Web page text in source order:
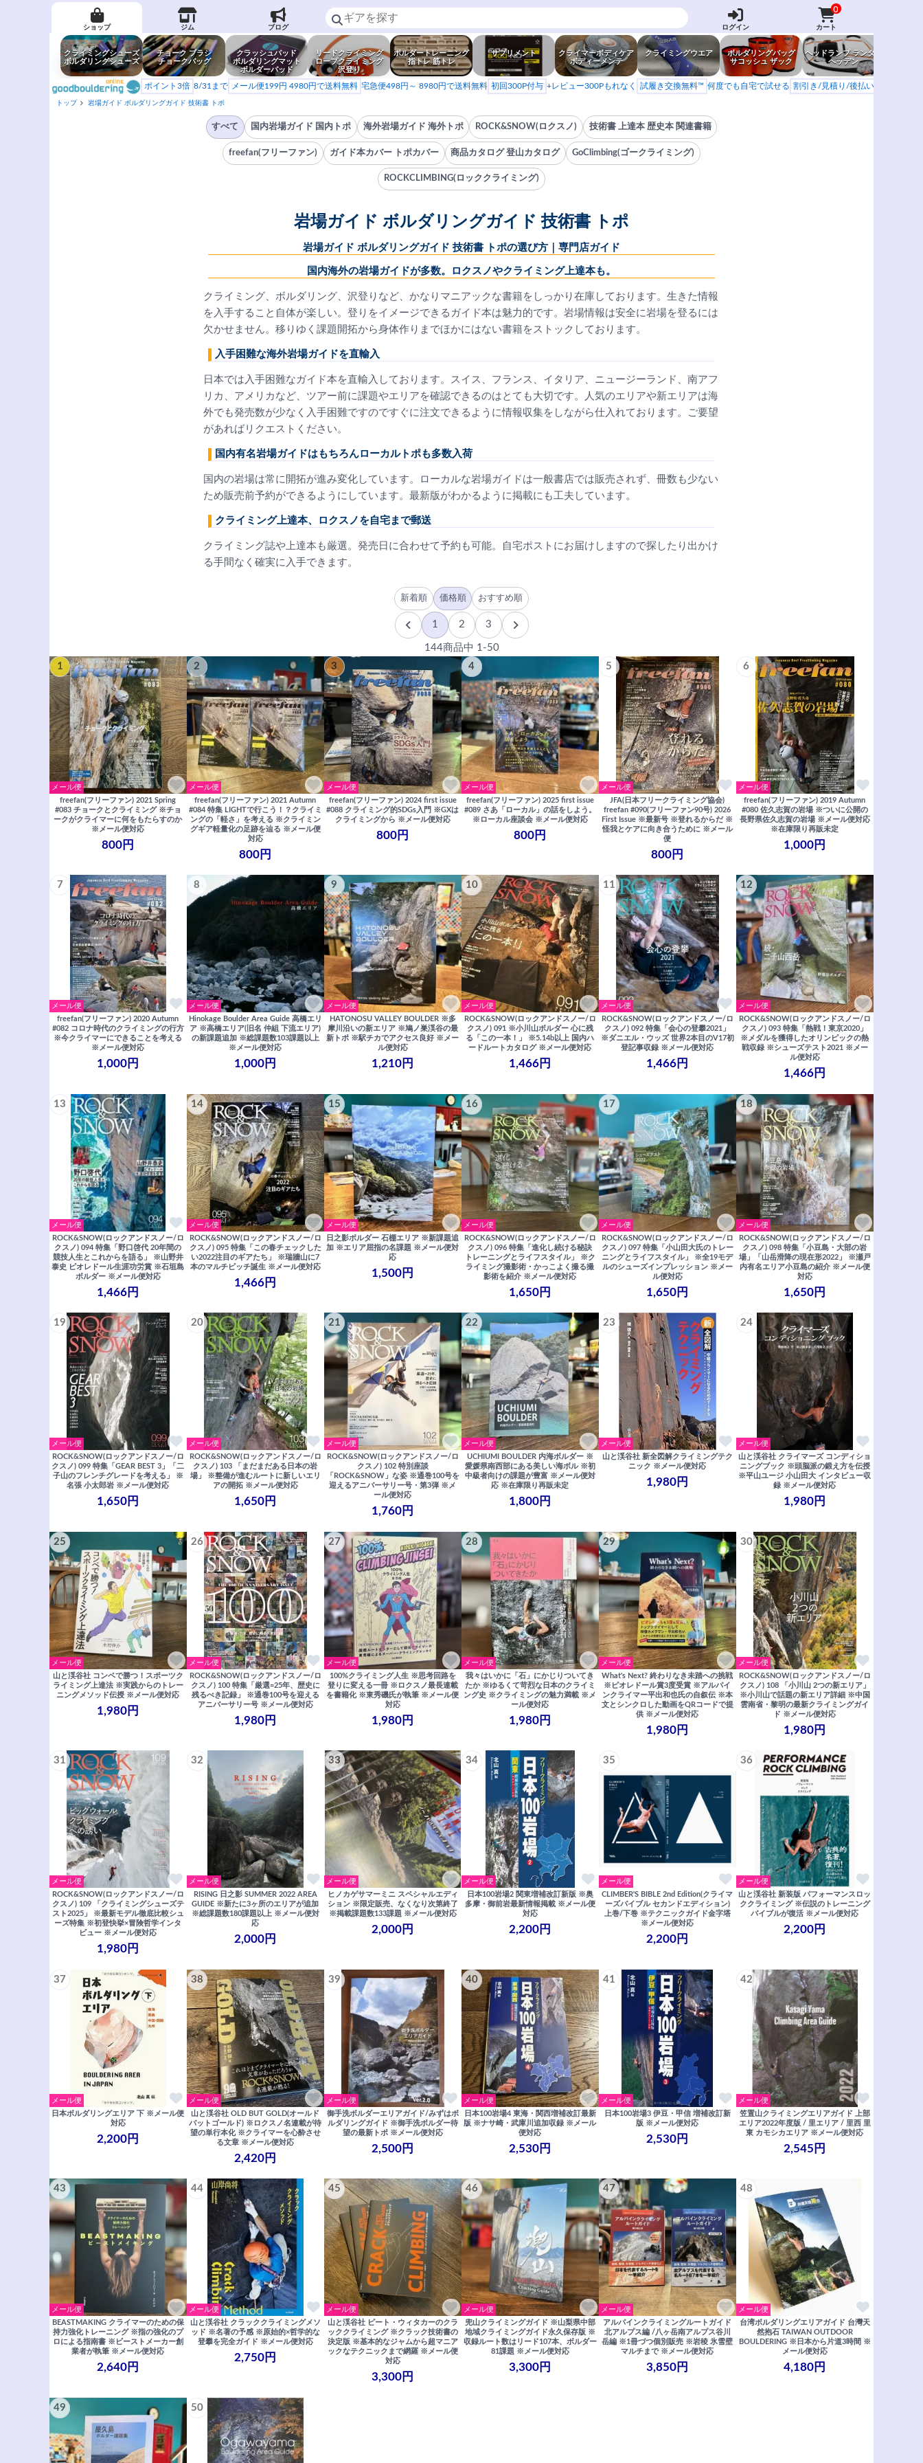
ショップ ジム ブログ ログイン
0
カート
クライミングシューズ
ボルダリングシューズ
チョーク ブラシ
チョークバッグ
クラッシュパッド
ボルダリングマット
ボルダーパッド
リードクライミング
ロープクライミング
沢登り
ボルダートレーニング
指トレ 筋トレ
サプリメント
クライマーボディケア
ボディーメンテ
クライミングウエア
ボルダリングバッグ
サコッシュ ザック
ヘッドランプ ランタン
ヘッデン
ポイント3倍 8/31まで メール便199円 4980円で送料無料 宅急便498円～ 8980円で送料無料 初回300P付与 +レビュー300Pもれなく 試履き交換無料™ 何度でも自宅で試せる 割引き/見積り/後払い
トップ 岩場ガイド ボルダリングガイド 技術書 トポ
すべて 国内岩場ガイド 国内トポ 海外岩場ガイド 海外トポ ROCK&SNOW(ロクスノ) 技術書 上達本 歴史本 関連書籍
freefan(フリーファン) ガイド本カバー トポカバー 商品カタログ 登山カタログ GoClimbing(ゴークライミング)
ROCKCLIMBING(ロッククライミング)
岩場ガイド ボルダリングガイド 技術書 トポ
岩場ガイド ボルダリングガイド 技術書 トポの選び方｜専門店ガイド
国内海外の岩場ガイドが多数。ロクスノやクライミング上達本も。
クライミング、ボルダリング、沢登りなど、かなりマニアックな書籍をしっかり在庫しております。生きた情報
を入手すること自体が楽しい。登りをイメージできるガイド本は魅力的です。岩場情報は安全に岩場を登るには
欠かせません。移りゆく課題開拓から身体作りまでほかにはない書籍をストックしております。
入手困難な海外岩場ガイドを直輸入
日本では入手困難なガイド本を直輸入しております。スイス、フランス、イタリア、ニュージーランド、南アフ
リカ、アメリカなど、ツアー前に課題やエリアを確認できるのはとても大切です。人気のエリアや新エリアは海
外でも発売数が少なく入手困難ですのですぐに注文できるように情報収集をしながら仕入れております。ご要望
があればリクエストください。
国内有名岩場ガイドはもちろんローカルトポも多数入荷
国内の岩場は常に開拓が進み変化しています。ローカルな岩場ガイドは一般書店では販売されず、冊数も少ない
ため販売前予約ができるようにしています。最新版がわかるように掲載にも工夫しています。
クライミング上達本、ロクスノを自宅まで郵送
クライミング誌や上達本も厳選。発売日に合わせて予約も可能。自宅ポストにお届けしますので探したり出かけ
る手間なく確実に入手できます。
新着順 価格順 おすすめ順
1 2 3
144商品中 1-50
1
メール便
freefan(フリーファン) 2021 Spring
#083 チョークとクライミング ※チョ
ークがクライマーに何をもたらすのか
※メール便対応
800円
2
メール便
freefan(フリーファン) 2021 Autumn
#084 特集 LIGHTで行こう！？クライミ
ングの「軽さ」を考える ※クライミン
グギア軽量化の足跡を辿る ※メール便
対応
800円
3
メール便
freefan(フリーファン) 2024 first issue
#088 クライミング的SDGs入門 ※GXは
クライミングから ※メール便対応
800円
4
メール便
freefan(フリーファン) 2025 first issue
#089 さあ「ローカル」の話をしよう。
※ローカル座談会 ※メール便対応
800円
5
メール便
JFA(日本フリークライミング協会)
freefan #090(フリーファン90号) 2026
First Issue ※最新号 ※登れるからだ ※
怪我とケアに向き合うために ※メール
便
800円
6
メール便
freefan(フリーファン) 2019 Autumn
#080 佐久志賀の岩場 ※ついに公開の
長野県佐久志賀の岩場 ※メール便対応
※在庫限り再販未定
1,000円
7
メール便
freefan(フリーファン) 2020 Autumn
#082 コロナ時代のクライミングの行方
※今クライマーにできることを考える
※メール便対応
1,000円
8
メール便
Hinokage Boulder Area Guide 高橋エリ
ア ※高橋エリア(旧名 仲組 下流エリア)
の新課題追加 ※総課題数103課題以上
※メール便対応
1,000円
9
メール便
HATONOSU VALLEY BOULDER ※多
摩川沿いの新エリア ※鳩ノ巣渓谷の最
新トポ ※駅チカでアクセス良好 ※メー
ル便対応
1,210円
10
メール便
ROCK&SNOW(ロックアンドスノー/ロ
クスノ) 091 ※小川山ボルダー 心に残
る「この一本！」 ※5.14b以上 国内ハ
ードルートカタログ ※メール便対応
1,466円
11
メール便
ROCK&SNOW(ロックアンドスノー/ロ
クスノ) 092 特集「会心の登攀2021」
※ダニエル・ウッズ 世界2本目のV17初
登記事収録 ※メール便対応
1,466円
12
メール便
ROCK&SNOW(ロックアンドスノー/ロ
クスノ) 093 特集「熱戦！東京2020」
※メダルを獲得したオリンピックの熱
戦収録 ※シューズテスト2021 ※メー
ル便対応
1,466円
13
メール便
ROCK&SNOW(ロックアンドスノー/ロ
クスノ) 094 特集「野口啓代 20年間の
競技人生とこれからを語る」 ※山野井
泰史 ピオレドール生涯功労賞 ※石垣島
ボルダー ※メール便対応
1,466円
14
メール便
ROCK&SNOW(ロックアンドスノー/ロ
クスノ) 095 特集「この春チェックした
い2022注目のギアたち」 ※瑞牆山に7
本のマルチピッチ誕生 ※メール便対応
1,466円
15
メール便
日之影ボルダー 石棚エリア ※新課題追
加 ※エリア屈指の名課題 ※メール便対
応
1,500円
16
メール便
ROCK&SNOW(ロックアンドスノー/ロ
クスノ) 096 特集「進化し続ける秘訣
トレーニングとライフスタイル」 ※ク
ライミング撮影術・かっこよく撮る撮
影術を紹介 ※メール便対応
1,650円
17
メール便
ROCK&SNOW(ロックアンドスノー/ロ
クスノ) 097 特集「小山田大氏のトレー
ニングとライフスタイル」 ※全19モデ
ルのシューズインプレッション ※メー
ル便対応
1,650円
18
メール便
ROCK&SNOW(ロックアンドスノー/ロ
クスノ) 098 特集「小豆島・大部の岩
場」「山岳滑降の現在形2022」 ※瀬戸
内有名エリア小豆島の紹介 ※メール便
対応
1,650円
19
メール便
ROCK&SNOW(ロックアンドスノー/ロ
クスノ) 099 特集「GEAR BEST 3」「二
子山のフレンチグレードを考える」 ※
名張 小太郎岩 ※メール便対応
1,650円
20
メール便
ROCK&SNOW(ロックアンドスノー/ロ
クスノ) 103 「まだまだある日本の岩
場」 ※整備が進むルートに新しいエリ
アの開拓 ※メール便対応
1,650円
21
メール便
ROCK&SNOW(ロックアンドスノー/ロ
クスノ) 102 特別座談
「ROCK&SNOW」な姿 ※通巻100号を
迎えるアニバーサリー号・第3弾 ※メ
ール便対応
1,760円
22
メール便
UCHIUMI BOULDER 内海ボルダー ※
愛媛県南西部にある美しい海ボル ※初
中級者向けの課題が豊富 ※メール便対
応 ※在庫限り再販未定
1,800円
23
メール便
山と渓谷社 新全図解クライミングテク
ニック ※メール便対応
1,980円
24
メール便
山と渓谷社 クライマーズ コンディショ
ニングブック ※頭脳派の鍛え方を伝授
※平山ユージ 小山田大 インタビュー収
録 ※メール便対応
1,980円
25
メール便
山と渓谷社 コンペで勝つ！スポーツク
ライミング上達法 ※実践からのトレー
ニングメソッド伝授 ※メール便対応
1,980円
26
メール便
ROCK&SNOW(ロックアンドスノー/ロ
クスノ) 100 特集「厳選=25年、歴史に
残るべき記録」 ※通巻100号を迎える
アニバーサリー号 ※メール便対応
1,980円
27
メール便
100%クライミング人生 ※思考回路を
登りに変える一冊 ※ロクスノ最長連載
を書籍化 ※東秀磯氏が執筆 ※メール便
対応
1,980円
28
メール便
我々はいかに「石」にかじりついてき
たか ※ゆるくて苛烈な日本のクライミ
ング史 ※クライミングの魅力満載 ※メ
ール便対応
1,980円
29
メール便
What's Next? 終わりなき未踏への挑戦
※ピオレドール賞3度受賞 ※アルパイ
ンクライマー平出和也氏の自叙伝 ※本
文とシンクロした動画をQRコードで提
供 ※メール便対応
1,980円
30
メール便
ROCK&SNOW(ロックアンドスノー/ロ
クスノ) 108 「小川山 2つの新エリア」
※小川山で話題の新エリア詳細 ※中国
雲南省・黎明の最新クライミングガイ
ド ※メール便対応
1,980円
31
メール便
ROCK&SNOW(ロックアンドスノー/ロ
クスノ) 109 「クライミングシューズテ
スト2025」 ※最新モデル徹底比較シュ
ーズ特集 ※初登快挙×冒険哲学インタ
ビュー ※メール便対応
1,980円
32
メール便
RISING 日之影 SUMMER 2022 AREA
GUIDE ※新たに3ヶ所のエリアが追加
※総課題数180課題以上 ※メール便対
応
2,000円
33
メール便
ヒノカゲサマーミニ スペシャルエディ
ション ※限定販売、なくなり次第終了
※掲載課題数133課題 ※メール便対応
2,000円
34
メール便
日本100岩場2 関東増補改訂新版 ※奥
多摩・御前岩最新情報掲載 ※メール便
対応
2,200円
35
メール便
CLIMBER'S BIBLE 2nd Edition(クライマ
ーズバイブル セカンドエディション)
上巻/下巻 ※テクニックガイド金字塔
※メール便対応
2,200円
36
メール便
山と渓谷社 新装版 パフォーマンスロッ
ククライミング ※伝説のトレーニング
バイブルが復活 ※メール便対応
2,200円
37
メール便
日本ボルダリングエリア 下 ※メール便
対応
2,200円
38
メール便
山と渓谷社 OLD BUT GOLD(オールド
バットゴールド) ※ロクスノ名連載が待
望の単行本化 ※クライマーを心酔させ
る文章 ※メール便対応
2,420円
39
メール便
御手洗ボルダーエリアガイド/みずはボ
ルダリングガイド ※御手洗ボルダー待
望の最新トポ ※メール便対応
2,500円
40
メール便
日本100岩場4 東海・関西増補改訂最新
版 ※ナサ崎・武庫川追加収録 ※メール
便対応
2,530円
41
メール便
日本100岩場3 伊豆・甲信 増補改訂新
版 ※メール便対応
2,530円
42
メール便
笠置山クライミングエリアガイド 上部
エリア2022年度版 / 里エリア / 里西 里
東 カモシカエリア ※メール便対応
2,545円
43
メール便
BEASTMAKING クライマーのための保
持力強化トレーニング ※指の強化のプ
ロによる指南書 ※ビーストメーカー創
業者が執筆 ※メール便対応
2,640円
44
メール便
山と渓谷社 クラッククライミングメソ
ッド ※名著の予感 ※原始的×哲学的な
登攀を完全ガイド ※メール便対応
2,750円
45
メール便
山と渓谷社 ピート・ウィタカーのクラ
ッククライミング ※クラック技術書の
決定版 ※基本的なジャムから超マニア
ックなテクニックまで網羅 ※メール便
対応
3,300円
46
メール便
兜山クライミングガイド ※山梨県中部
地域クライミングガイド永久保存版 ※
収録ルート数はリード107本、ボルダー
81課題 ※メール便対応
3,300円
47
メール便
アルパインクライミングルートガイド
北アルプス編 /八ヶ岳南アルプス谷川
岳編 ※1冊づつ個別販売 ※岩稜 氷雪壁
マルチまで ※メール便対応
3,850円
48
メール便
台湾ボルダリングエリアガイド 台灣天
然抱石 TAIWAN OUTDOOR
BOULDERING ※日本から片道3時間 ※
メール便対応
4,180円
49 50